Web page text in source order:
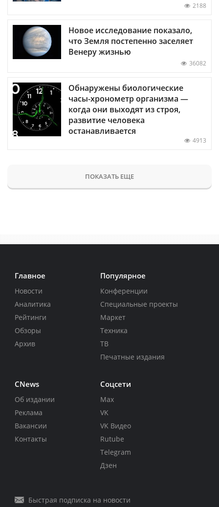
2188
Новое исследование показало,
что Земля постепенно заселяет
Венеру жизнью
36082
Обнаружены биологические
часы-хронометр организма —
когда они выходят из строя,
развитие человека
останавливается
4913
ПОКАЗАТЬ ЕЩЕ
Главное
Новости
Аналитика
Рейтинги
Обзоры
Архив
Популярное
Конференции
Специальные проекты
Маркет
Техника
ТВ
Печатные издания
CNews
Об издании
Реклама
Вакансии
Контакты
Соцсети
Max
VK
VK Видео
Rutube
Telegram
Дзен
Быстрая подписка на новости